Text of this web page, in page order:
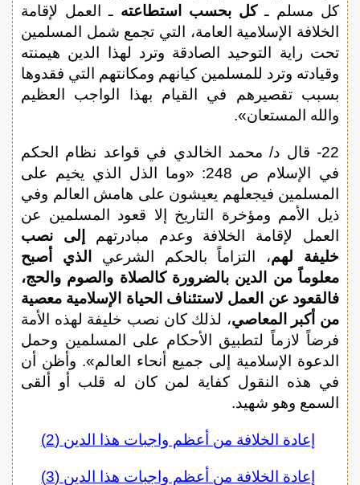
كل مسلم ـكل بحسب استطاعته ـ العمل لإقامة
الخلافة الإسلامية العامة، التي تجمع شمل المسلمين
تحت راية التوحيد الصادقة وترد لهذا الدين هيمنته
وقيادته وترد للمسلمين كيانهم ومكانتهم التي فقدوها
بسبب تقصيرهم في القيام بهذا الواجب العظيم
والله المستعان».
22- قال د/ محمد الخالدي في قواعد نظام الحكم
في الإسلام ص 248: «وما الذل الذي يخيم على
المسلمين فيجعلهم يعيشون على هامش العالم وفي
ذيل الأمم ومؤخرة التاريخ إلا قعود المسلمين عن
العمل لإقامة الخلافة وعدم مبادرتهم
إلى نصب
خليفة لهم، التزاماً بالحكم الشرعي
الذي أصبح
معلوماً من الدين بالضرورة كالصلاة والصوم والحج،
فالقعود عن العمل لاستئناف الحياة الإسلامية معصية
من أكبر المعاصي، لذلك كان نصب خليفة لهذه الأمة
فرضاً لازماً لتطبيق الأحكام على المسلمين وحمل
الدعوة الإسلامية إلى جميع أنحاء العالم». وأظن أن
في هذه النقول كفاية لمن كان له قلب أو ألقى
السمع وهو شهيد.
إعادة الخلافة من أعظم واجبات هذا الدين (2)
إعادة الخلافة من أعظم واجبات هذا الدين (3)